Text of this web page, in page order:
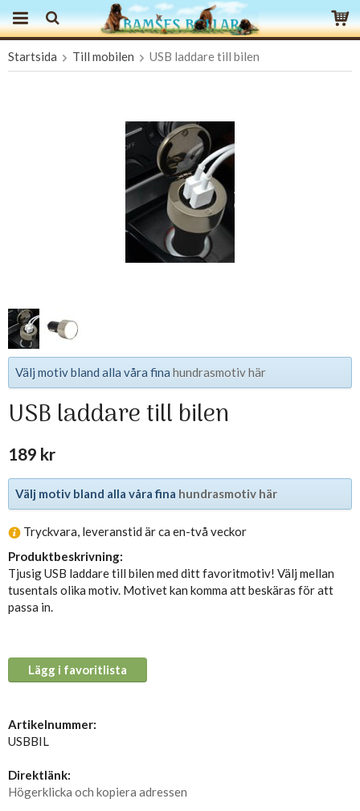
Produkten har blivit tillagd i varukorgen
Startsida Till mobilen USB laddare till bilen
Välj motiv bland alla våra fina hundrasmotiv här
USB laddare till bilen
189 kr
Välj motiv bland alla våra fina hundrasmotiv här
Tryckvara, leveranstid är ca en-två veckor
Produktbeskrivning:
Tjusig USB laddare till bilen med ditt favoritmotiv! Välj mellan
tusentals olika motiv. Motivet kan komma att beskäras för att
passa in.
Lägg i favoritlista
Artikelnummer:
USBBIL
Direktlänk:
Högerklicka och kopiera adressen